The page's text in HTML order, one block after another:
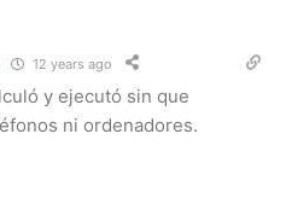
12 years ago
y ejecutó sin que
ni ordenadores.